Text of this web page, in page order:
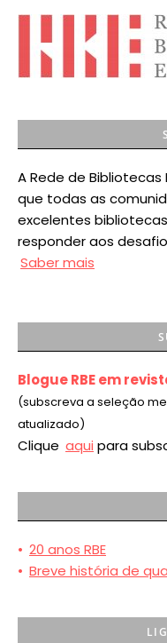
A Rede de
que todas as
excelentes
responder aos
Saber mais
Blogue RBE em
(subscreva a seleção
atualizado)
Clique aqui para
• 20 anos RBE
• Breve história de